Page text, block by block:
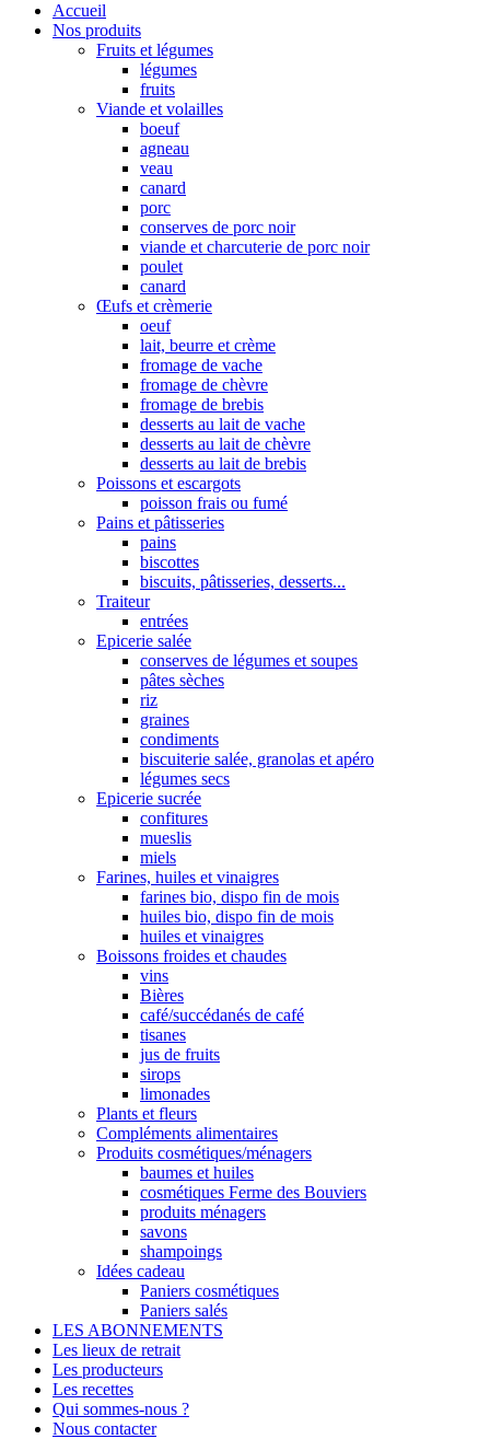
Accueil
Nos produits
Fruits et légumes
légumes
fruits
Viande et volailles
boeuf
agneau
veau
canard
porc
conserves de porc noir
viande et charcuterie de porc noir
poulet
canard
Œufs et crèmerie
oeuf
lait, beurre et crème
fromage de vache
fromage de chèvre
fromage de brebis
desserts au lait de vache
desserts au lait de chèvre
desserts au lait de brebis
Poissons et escargots
poisson frais ou fumé
Pains et pâtisseries
pains
biscottes
biscuits, pâtisseries, desserts...
Traiteur
entrées
Epicerie salée
conserves de légumes et soupes
pâtes sèches
riz
graines
condiments
biscuiterie salée, granolas et apéro
légumes secs
Epicerie sucrée
confitures
mueslis
miels
Farines, huiles et vinaigres
farines bio, dispo fin de mois
huiles bio, dispo fin de mois
huiles et vinaigres
Boissons froides et chaudes
vins
Bières
café/succédanés de café
tisanes
jus de fruits
sirops
limonades
Plants et fleurs
Compléments alimentaires
Produits cosmétiques/ménagers
baumes et huiles
cosmétiques Ferme des Bouviers
produits ménagers
savons
shampoings
Idées cadeau
Paniers cosmétiques
Paniers salés
LES ABONNEMENTS
Les lieux de retrait
Les producteurs
Les recettes
Qui sommes-nous ?
Nous contacter